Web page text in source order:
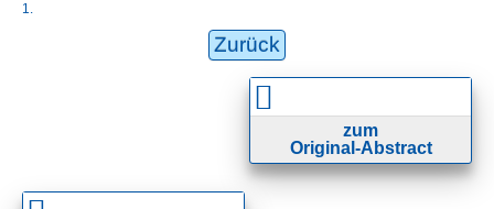
1.
Zurück
zum
Original-Abstract